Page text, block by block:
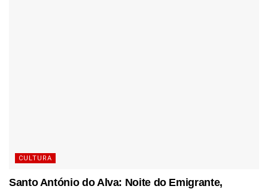
CULTURA
Santo António do Alva: Noite do Emigrante,